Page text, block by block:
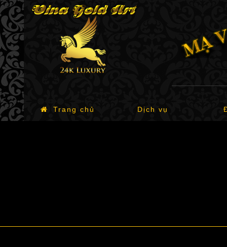
Trang chủ Dịch vụ